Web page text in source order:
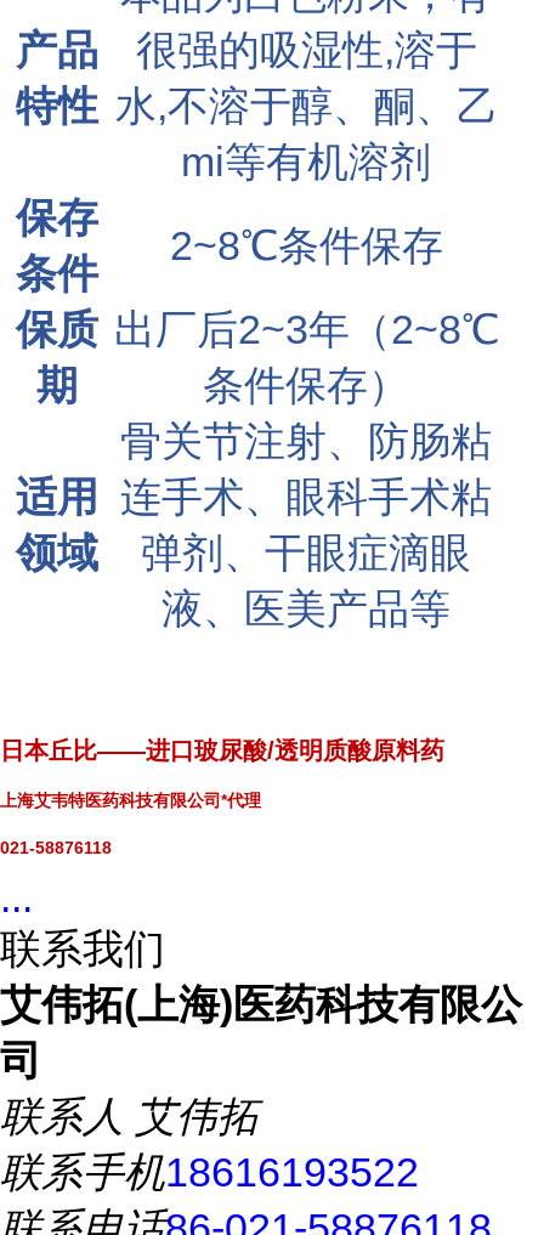
产品
特性
很强的吸湿性,溶于
水,不溶于醇、酮、乙
mi等有机溶剂
保存
条件
2~8℃条件保存
保质
期
出厂后2~3年（2~8℃
条件保存）
适用
领域
骨关节注射、防肠粘
连手术、眼科手术粘
弹剂、干眼症滴眼
液、医美产品等
日本丘比——进口玻尿酸/透明质酸原料药
上海艾韦特医药科技有限公司*代理
021-58876118
...
联系我们
艾伟拓(上海)医药科技有限公
司
联系人 艾伟拓
联系手机18616193522